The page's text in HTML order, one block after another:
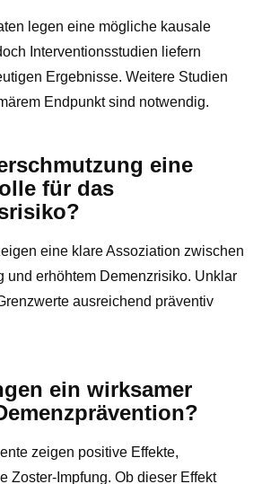
legen eine mögliche kausale
Interventionsstudien liefern
Ergebnisse. Weitere Studien
Endpunkt sind notwendig.
eine
für das
eine klare Assoziation zwischen
und erhöhtem Demenzrisiko. Unklar
ausreichend präventiv
ein wirksamer
zeigen positive Effekte,
Zoster-Impfung. Ob dieser Effekt